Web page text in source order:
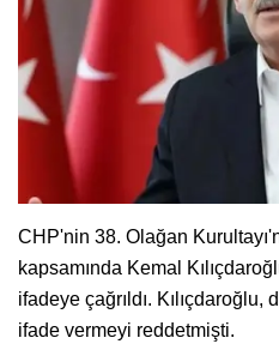
CHP'nin 38. Olağan
kapsamında Kemal
ifadeye çağrıldı. Kılıçdaroğlu,
ifade vermeyi reddetmişti.